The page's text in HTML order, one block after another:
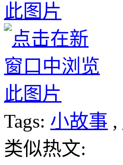
Tags: 小故事 ,
类似热文: